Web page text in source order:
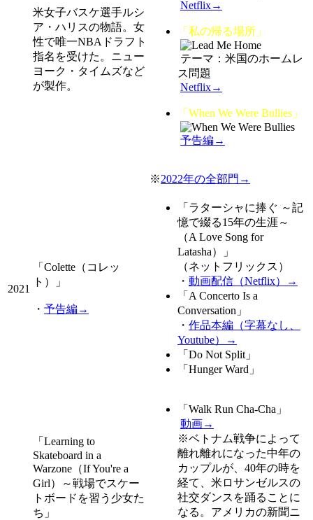
米女子バスケ選手ルシ
ア・ハリスの物語。女
性で唯一NBAドラフト
指名を受けた。ニュー
ヨーク・タイムズなど
が製作。
Netflix→
「私の帰る場所」
テーマ：米国のホームレ
ス問題
Netflix→
「When We Were Bullies」
予告編→
※2022年の全部門→
2021
「 Colette（コレッ
ト）
」
・ 予告編→
「 ラターシャに捧ぐ ～記
憶で綴る15年の生涯～
（A Love Song for
Latasha）
」
（ネットフリックス）
・ 動画配信（Netflix）→
「 A Concerto Is a
Conversation 」
・ 作品本編（字幕なし、
Youtube）→
「 Do Not Split 」
「 Hunger Ward 」
「 Learning to
Skateboard in a
Warzone（If You're a
Girl）～戦場でスケー
トボードを習う少女た
ち 」
「 Walk Run Cha-Cha 」
動画→
※ベトナム戦争によって
離れ離れになった中年の
カップルが、40年の時を
経て、米ロサンゼルスの
社交ダンスを踊ることに
なる。アメリカの新聞ニ